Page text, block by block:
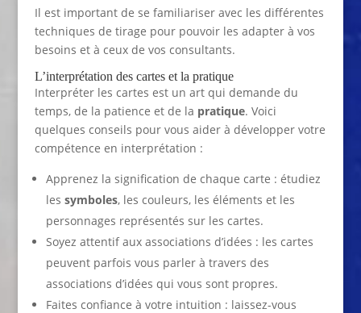
Il est important de se familiariser avec les différentes
techniques de tirage pour pouvoir les adapter à vos
besoins et à ceux de vos consultants.
L’interprétation des cartes et la pratique
Interpréter les cartes est un art qui demande du
temps, de la patience et de la pratique. Voici
quelques conseils pour vous aider à développer votre
compétence en interprétation :
Apprenez la signification de chaque carte : étudiez
les symboles, les couleurs, les éléments et les
personnages représentés sur les cartes.
Soyez attentif aux associations d’idées : les cartes
peuvent parfois vous parler à travers des
associations d’idées qui vous sont propres.
Faites confiance à votre intuition : laissez-vous